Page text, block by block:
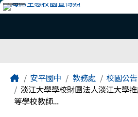
跳至主內容區
臺南市安平國中全球資
Home安平國中 教務處
校園公告
淡江大學學校財團法人淡江大學
等學校教師...